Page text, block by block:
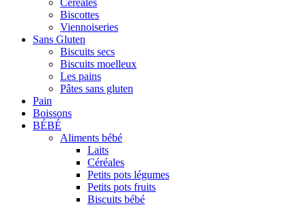
Biscottes
Viennoiseries
Sans Gluten
Biscuits secs
Biscuits moelleux
Les pains
Pâtes sans gluten
Pain
Boissons
BÉBÉ
Aliments bébé
Laits
Céréales
Petits pots légumes
Petits pots fruits
Biscuits bébé